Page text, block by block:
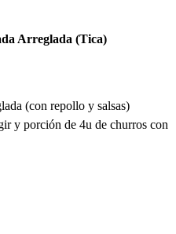
Arreglada (Tica)
(con repollo y salsas)
y porción de 4u de churros con